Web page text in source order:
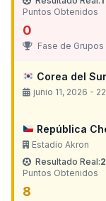
Puntos Obtenidos
0
Fase de Grupos
Corea del Sur
junio 11, 2026 -
República
Estadio Akron
Resultado Real:
Puntos Obtenidos
8